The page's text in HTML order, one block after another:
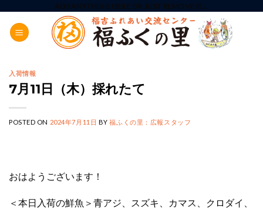
content
ADD ANYTHING HERE OR JUST REMOVE IT...
入荷情報
7月11日（木）採れたて
POSTED ON 2024年7月11日 BY福ふくの里：広報スタッフ
おはようございます！
＜本日入荷の鮮魚＞青アジ、スズキ、カマス、クロダイ、